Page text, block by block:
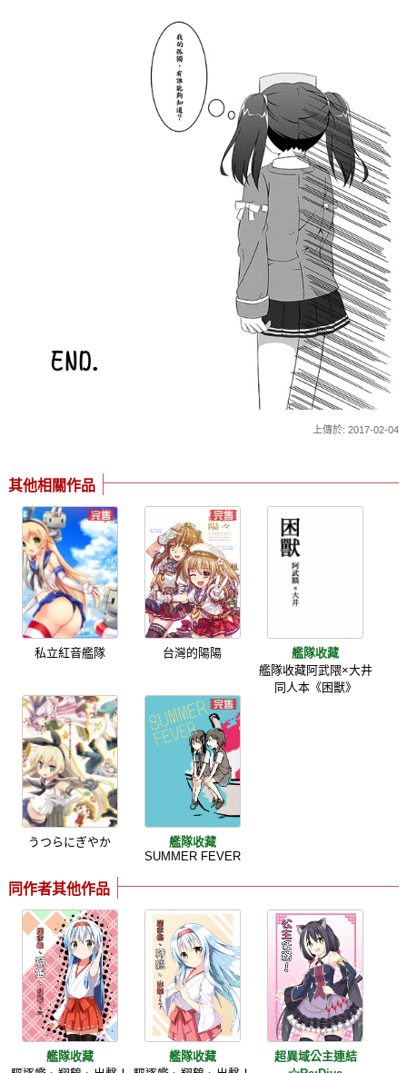
上傳於: 2017-02-04
其他相關作品
私立紅音艦隊 台灣的陽陽
艦隊收藏
艦隊收藏阿武隈×大井
同人本《困獸》
うつらにぎやか
艦隊收藏
SUMMER FEVER
同作者其他作品
艦隊收藏
艦隊收藏
超異域公主連結